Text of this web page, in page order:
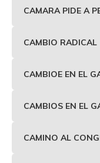
CAMARA PIDE A
CAMBIO RADICAL
CAMBIOE EN EL
CAMBIOS EN EL
CAMINO AL